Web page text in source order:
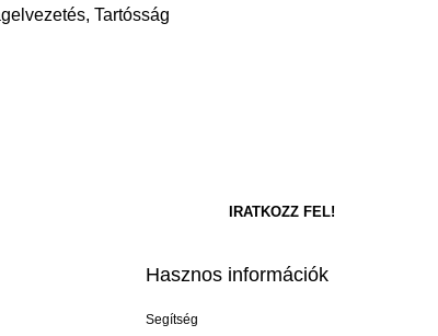
Tartósság
Hasznos információk
Segítség